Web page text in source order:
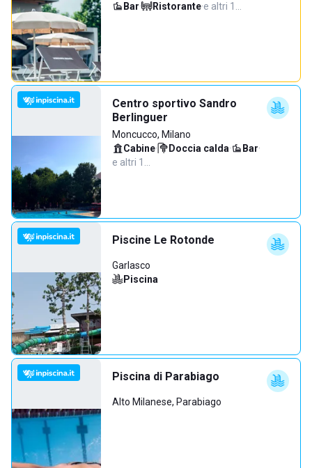
Bar· Ristorante·e altri 1…
Centro sportivo Sandro
Berlinguer
Moncucco, Milano
Cabine· Doccia calda· Bar·
e altri 1…
Piscine Le Rotonde
Garlasco
Piscina
Piscina di Parabiago
Alto Milanese, Parabiago